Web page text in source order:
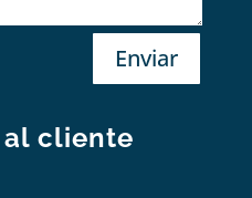
Enviar
cliente